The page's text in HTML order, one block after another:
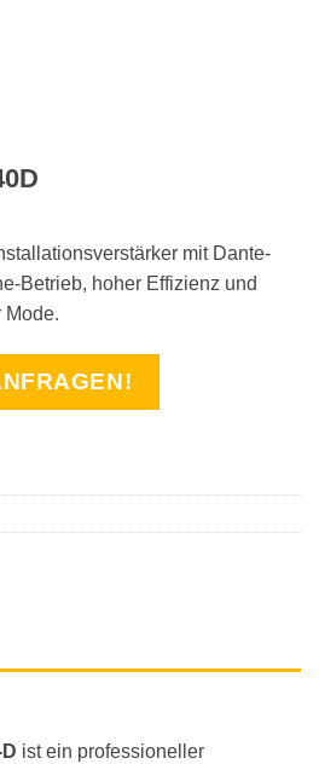
mit Dante-
Betrieb, hoher Effizienz und
Mode.
ist ein professioneller